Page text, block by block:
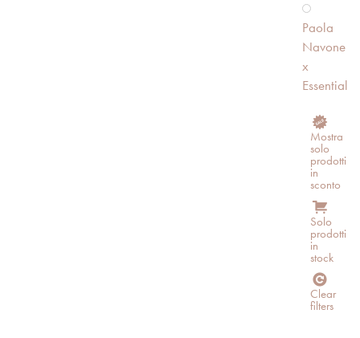
Paola
Navone
x
Essential
Mostra
solo
prodotti
in
sconto
Solo
prodotti
in
stock
Clear
filters